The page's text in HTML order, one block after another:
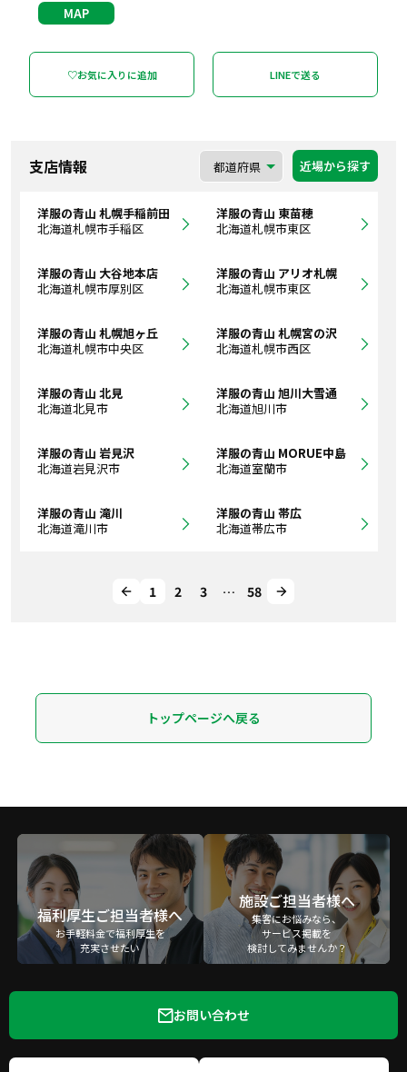
MAP
♡お気に入りに追加 LINEで送る
支店情報 近場から探す
洋服の青山 札幌手稲前田
北海道札幌市手稲区
洋服の青山 東苗穂
北海道札幌市東区
洋服の青山 大谷地本店
北海道札幌市厚別区
洋服の青山 アリオ札幌
北海道札幌市東区
洋服の青山 札幌旭ヶ丘
北海道札幌市中央区
洋服の青山 札幌宮の沢
北海道札幌市西区
洋服の青山 北見
北海道北見市
洋服の青山 旭川大雪通
北海道旭川市
洋服の青山 岩見沢
北海道岩見沢市
洋服の青山 MORUE中島
北海道室蘭市
洋服の青山 滝川
北海道滝川市
洋服の青山 帯広
北海道帯広市
1 2 3 … 58
トップページへ戻る
福利厚生ご担当者様へ
お手軽料金で福利厚生を
充実させたい
施設ご担当者様へ
集客にお悩みなら、
サービス掲載を
検討してみませんか？
お問い合わせ